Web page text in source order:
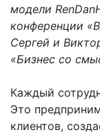
модели
конференции
Сергей и
«Бизнес со
Каждый
Это
клиентов,